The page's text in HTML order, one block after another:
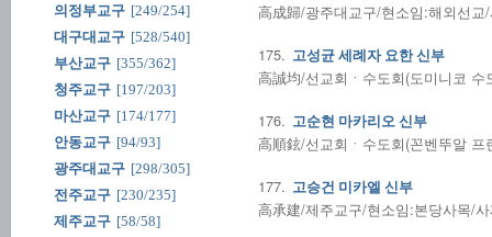
의정부교구 [249/254]
대구대교구 [528/540]
부산교구 [355/362]
청주교구 [197/203]
마산교구 [174/177]
안동교구 [94/93]
광주대교구 [298/305]
전주교구 [230/235]
제주교구 [58/58]
高成歸/광주대교구/현소임:해외선교
175. 고성균 세례자 요한 신부
高誠均/선교회ㆍ수도회(도미니코
176. 고순현 마카리오 신부
高順鉉/선교회ㆍ수도회(꼰벤뚜알
177. 고승건 미카엘 신부
高承建/제주교구/현소임:본당사목/